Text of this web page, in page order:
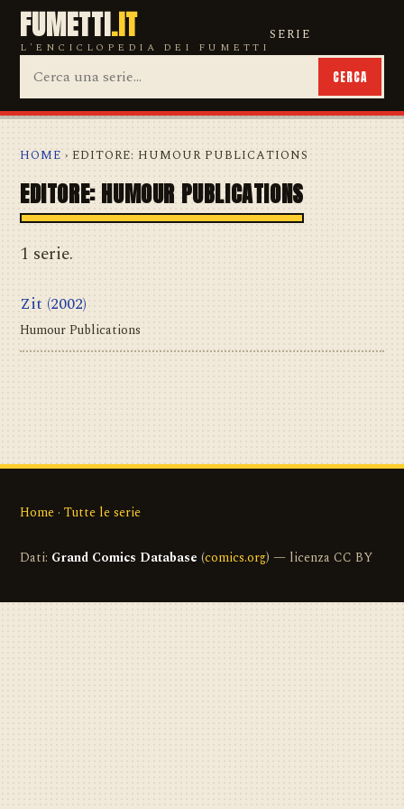
FUMETTI.IT
L'ENCICLOPEDIA DEI FUMETTI
SERIE
CERCA
HOME › EDITORE: HUMOUR PUBLICATIONS
EDITORE: HUMOUR PUBLICATIONS
1 serie.
Zit (2002)
Humour Publications
Home · Tutte le serie
Dati: Grand Comics Database (comics.org) — licenza CC BY